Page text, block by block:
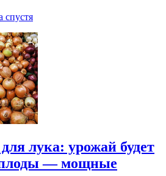
спустя
лука: урожай будет
— мощные